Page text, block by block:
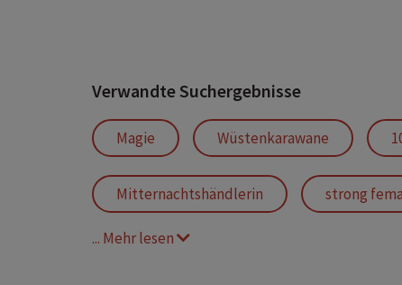
Verwandte Suchergebnisse
Magie Wüstenkarawane
Mitternachtshändlerin strong
Wüste
... Mehr lesen